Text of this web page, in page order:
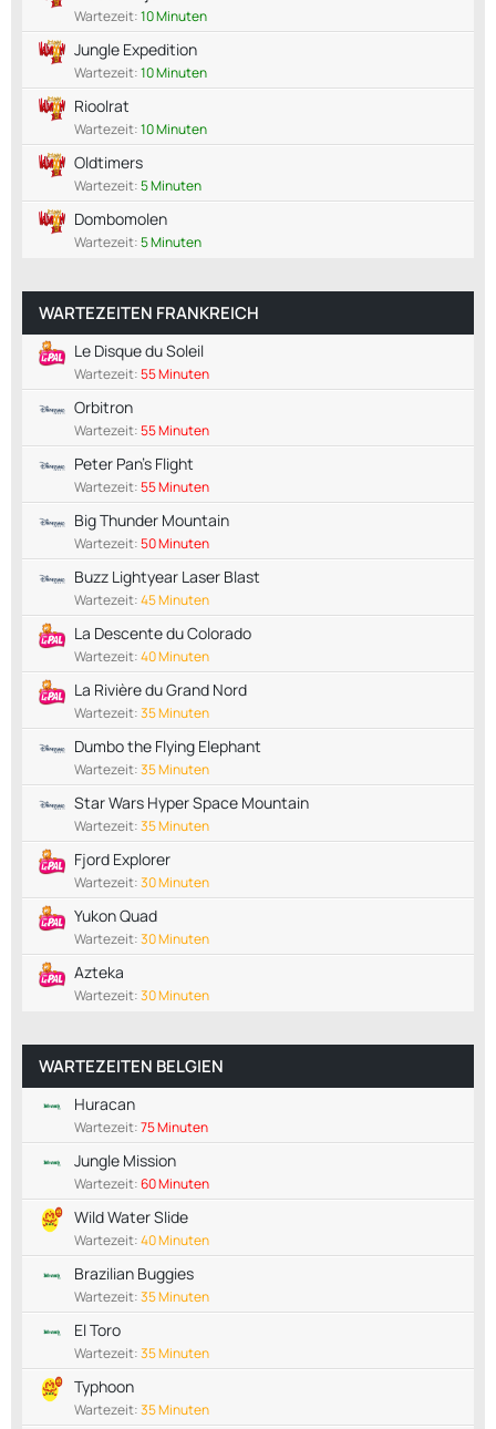
Wartezeit:10 Minuten
Jungle Expedition
Wartezeit:10 Minuten
Rioolrat
Wartezeit:10 Minuten
Oldtimers
Wartezeit:5 Minuten
Dombomolen
Wartezeit:5 Minuten
WARTEZEITEN FRANKREICH
Le Disque du Soleil
Wartezeit:55 Minuten
Orbitron
Wartezeit:55 Minuten
Peter Pan's Flight
Wartezeit:55 Minuten
Big Thunder Mountain
Wartezeit:50 Minuten
Buzz Lightyear Laser Blast
Wartezeit:45 Minuten
La Descente du Colorado
Wartezeit:40 Minuten
La Rivière du Grand Nord
Wartezeit:35 Minuten
Dumbo the Flying Elephant
Wartezeit:35 Minuten
Star Wars Hyper Space Mountain
Wartezeit:35 Minuten
Fjord Explorer
Wartezeit:30 Minuten
Yukon Quad
Wartezeit:30 Minuten
Azteka
Wartezeit:30 Minuten
WARTEZEITEN BELGIEN
Huracan
Wartezeit:75 Minuten
Jungle Mission
Wartezeit:60 Minuten
Wild Water Slide
Wartezeit:40 Minuten
Brazilian Buggies
Wartezeit:35 Minuten
El Toro
Wartezeit:35 Minuten
Typhoon
Wartezeit:35 Minuten